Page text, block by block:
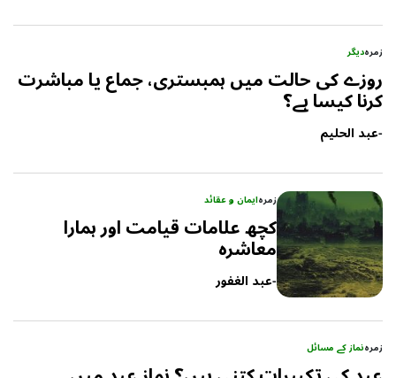
زمرہدیگر
روزے کی حالت میں ہمبستری، جماع یا مباشرت
کرنا کیسا ہے؟
-عبد الحلیم
زمرہایمان و عقائد
کچھ علامات قیامت اور ہمارا
معاشرہ
-عبد الغفور
زمرہنماز کے مسائل